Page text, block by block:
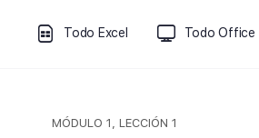
Todo Excel Todo Office
MÓDULO 1, LECCIÓN 1